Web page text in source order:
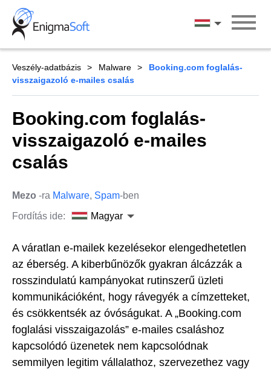
Skip
content
Magyar
Veszély-adatbázis Malware
Booking.com foglalás-
visszaigazoló e-mailes csalás
Booking.com foglalás-
visszaigazoló e-mailes
csalás
Mezo -ra Malware, Spam-ben
Fordítás ide:
Magyar
A váratlan e-mailek kezelésekor elengedhetetlen
az éberség. A kiberbűnözők gyakran álcázzák a
rosszindulatú kampányokat rutinszerű üzleti
kommunikációként, hogy rávegyék a címzetteket,
és csökkentsék az óvóságukat. A „Booking.com
foglalási visszaigazolás” e-mailes csaláshoz
kapcsolódó üzenetek nem kapcsolódnak
semmilyen legitim vállalathoz, szervezethez vagy